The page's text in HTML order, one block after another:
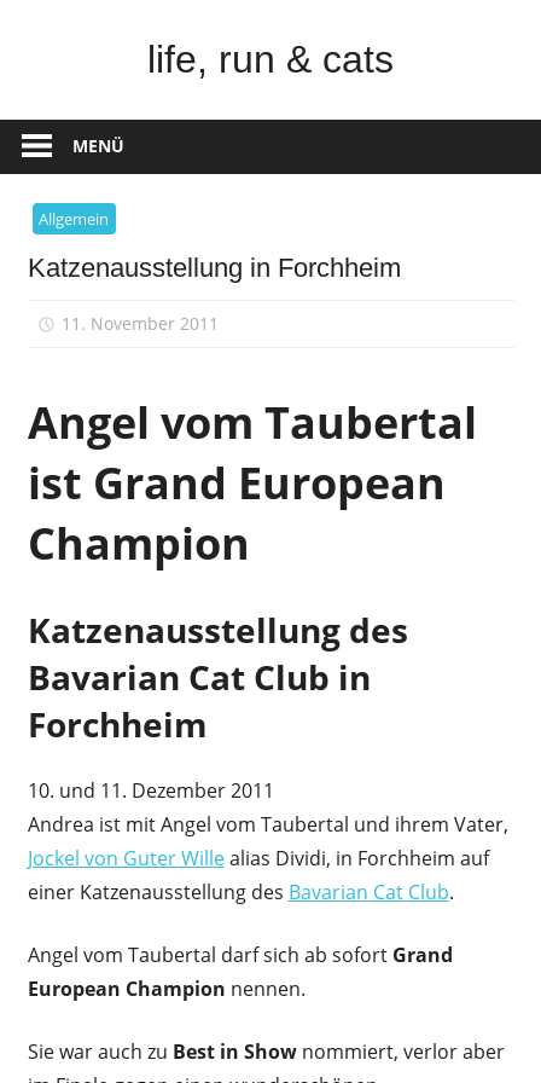
life, run & cats
Frank
–
Niederstetten
MENÜ
Allgemein
Katzenausstellung in Forchheim
11. November 2011
Angel vom Taubertal
ist Grand European
Champion
Katzenausstellung des
Bavarian Cat Club in
Forchheim
10. und 11. Dezember 2011
Andrea ist mit Angel vom Taubertal und ihrem Vater,
Jockel von Guter Willealias Dividi, in Forchheim auf
einer Katzenausstellung des Bavarian Cat Club.
Angel vom Taubertal darf sich ab sofort Grand
European Champion nennen.
Sie war auch zu Best in Shownommiert, verlor aber